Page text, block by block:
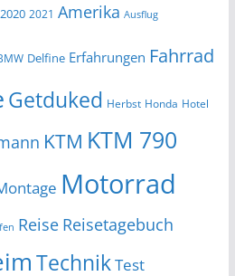
2020 2021 Amerika Ausflug
Delfine Erfahrungen Fahrrad
Getduked Herbst Honda Hotel
KTM KTM 790
Motorrad
Reise Reisetagebuch
TechnikTest